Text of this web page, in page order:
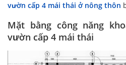
vườn cấp 4 mái thái ở nông thôn
Mặt bằng công năng
vườn cấp 4 mái thái